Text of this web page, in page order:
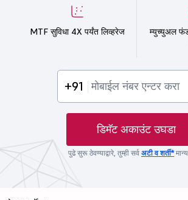
MTF सुविधा 4X पर्यंत लिव्हरेज
म्युच्युअल
+91
डिमॅट अकाउंट उघडा
पुढे सुरू ठेवण्याद्वारे, तुम्ही सर्व अटी व शर्ती*